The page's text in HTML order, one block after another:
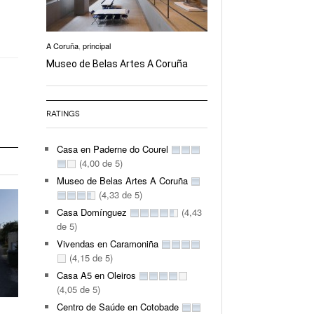
A Coruña principal
Museo de Belas Artes A Coruña
RATINGS
Casa en Paderne do Courel
(4,00 de 5)
Museo de Belas Artes A Coruña
(4,33 de 5)
Casa Domínguez
(4,43
de 5)
Vivendas en Caramoniña
(4,15 de 5)
Casa A5 en Oleiros
(4,05 de 5)
Centro de Saúde en Cotobade